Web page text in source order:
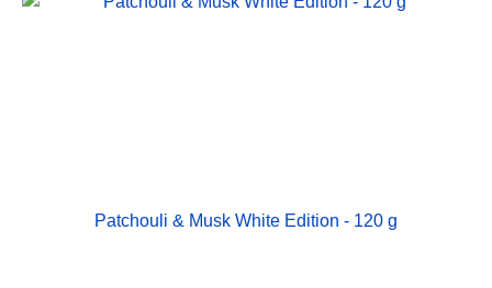
Patchouli & Musk White Edition - 120 g